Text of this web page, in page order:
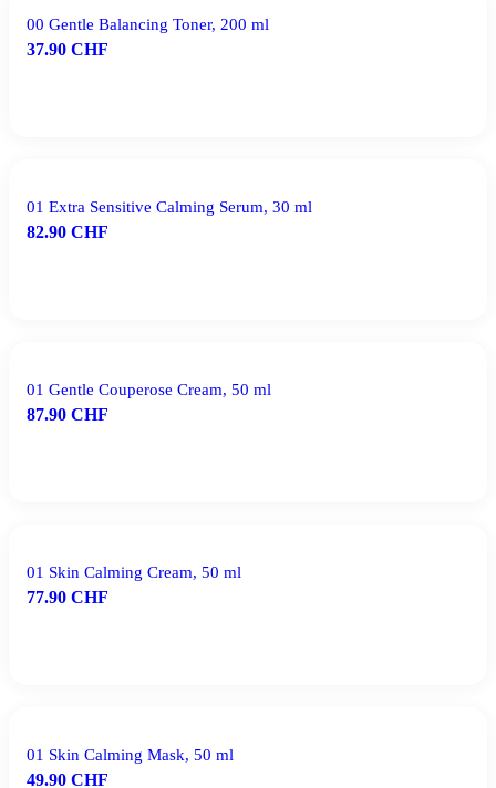
00 Gentle Balancing Toner, 200 ml
37.90 CHF
01 Extra Sensitive Calming Serum, 30 ml
82.90 CHF
01 Gentle Couperose Cream, 50 ml
87.90 CHF
01 Skin Calming Cream, 50 ml
77.90 CHF
01 Skin Calming Mask, 50 ml
49.90 CHF